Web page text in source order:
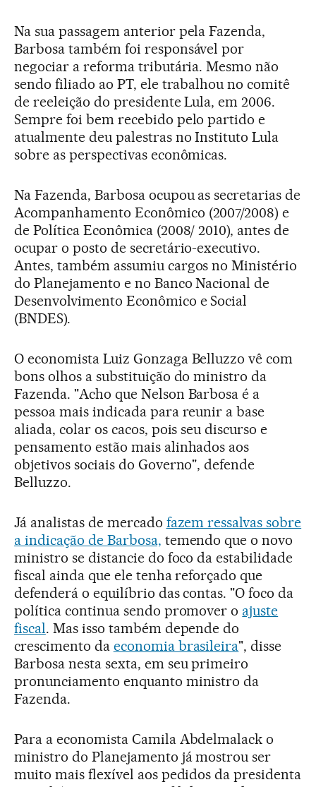
Na sua passagem anterior pela Fazenda,
Barbosa também foi responsável por
negociar a reforma tributária. Mesmo não
sendo filiado ao PT, ele trabalhou no comitê
de reeleição do presidente Lula, em 2006.
Sempre foi bem recebido pelo partido e
atualmente deu palestras no Instituto Lula
sobre as perspectivas econômicas.
Na Fazenda, Barbosa ocupou as secretarias de
Acompanhamento Econômico (2007/2008) e
de Política Econômica (2008/ 2010), antes de
ocupar o posto de secretário-executivo.
Antes, também assumiu cargos no Ministério
do Planejamento e no Banco Nacional de
Desenvolvimento Econômico e Social
(BNDES).
O economista Luiz Gonzaga Belluzzo vê com
bons olhos a substituição do ministro da
Fazenda. "Acho que Nelson Barbosa é a
pessoa mais indicada para reunir a base
aliada, colar os cacos, pois seu discurso e
pensamento estão mais alinhados aos
objetivos sociais do Governo", defende
Belluzzo.
Já analistas de mercado fazem ressalvas sobre
a indicação de Barbosa, temendo que o novo
ministro se distancie do foco da estabilidade
fiscal ainda que ele tenha reforçado que
defenderá o equilíbrio das contas. "O foco da
política continua sendo promover o ajuste
fiscal. Mas isso também depende do
crescimento da economia brasileira", disse
Barbosa nesta sexta, em seu primeiro
pronunciamento enquanto ministro da
Fazenda.
Para a economista Camila Abdelmalack o
ministro do Planejamento já mostrou ser
muito mais flexível aos pedidos da presidenta